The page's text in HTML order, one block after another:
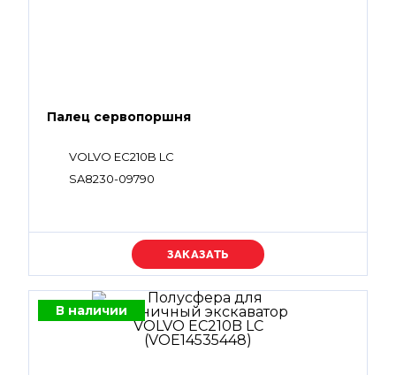
Палец сервопоршня
VOLVO EC210B LC
SA8230-09790
Уточняйте цену
В наличии